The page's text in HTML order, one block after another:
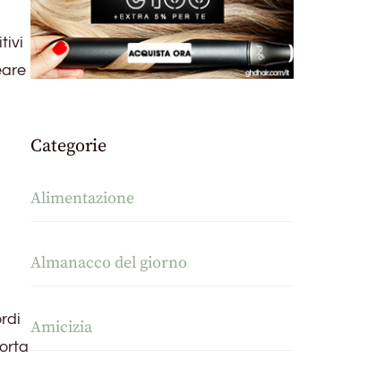
Categorie
Alimentazione
Almanacco del giorno
Amicizia